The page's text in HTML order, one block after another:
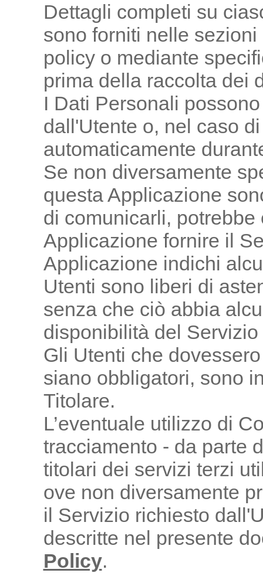
Dettagli completi su
sono forniti nelle
policy o mediante
prima della raccolta dei
I Dati Personali
dall'Utente o, nel caso
automaticamente
Se non diversamente
questa Applicazione
di comunicarli,
Applicazione fornire il
Applicazione indichi
Utenti sono liberi di
senza che ciò abbia
disponibilità del
Gli Utenti che
siano obbligatori, sono
Titolare.
L’eventuale utilizzo di
tracciamento - da parte
titolari dei servizi terzi
ove non diversamente
il Servizio richiesto
descritte nel presente
Policy.